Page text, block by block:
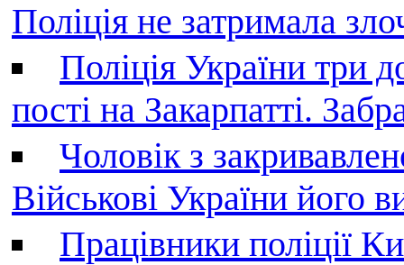
Поліція не затримала
Поліція України три
пості на Закарпатті.
Чоловік з
Військові України його
Працівники поліції